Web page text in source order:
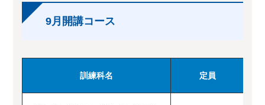
9月開講コース
訓練科名 定員